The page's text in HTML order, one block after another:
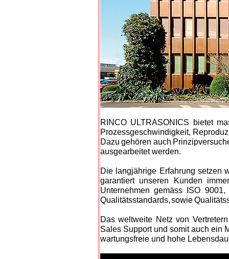
RI NCO ULTRASONICS bietet
Prozessgeschwindigkeit,
Dazu gehören auch
ausgearbeitet werden.
Die langjährige Erfahrung setzen
garantiert unseren Kunden
Unternehmen gemäss ISO
Qualitätsstandards, sowie
Das weltweite Netz von
Sales Support und somit auch ein
wartungsfreie und hohe